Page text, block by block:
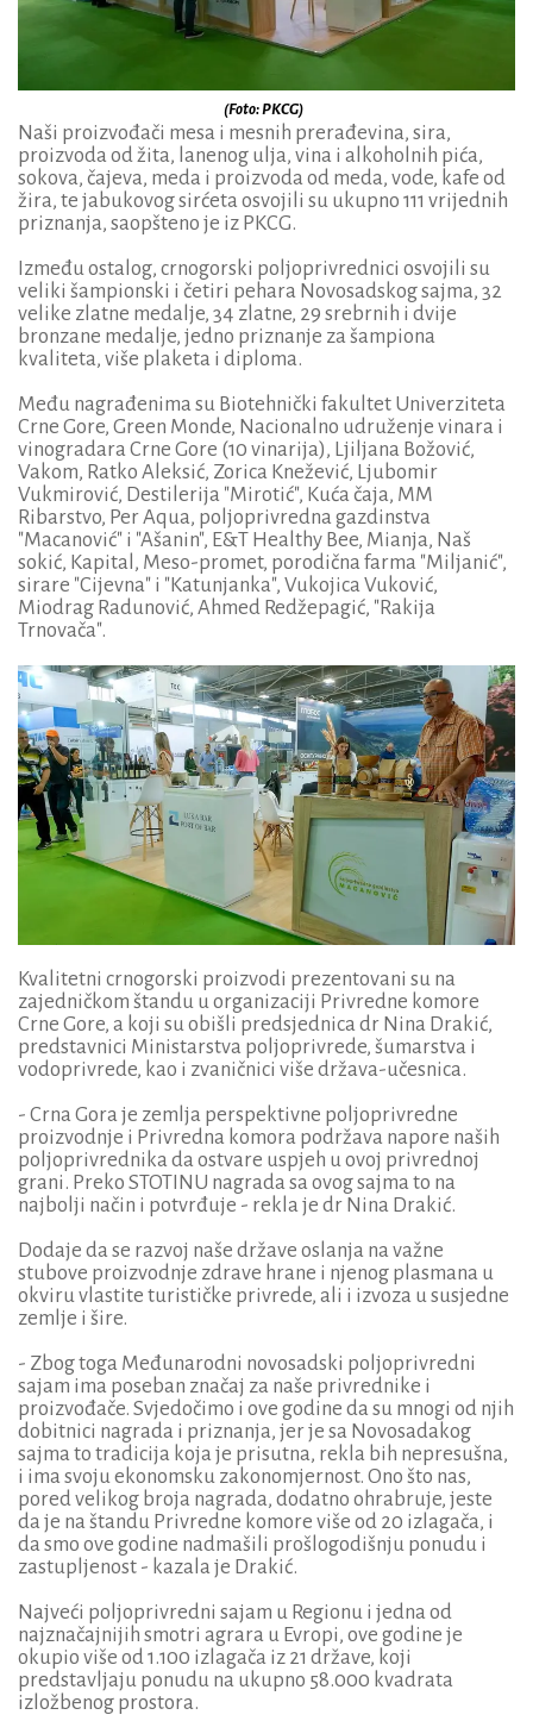
(Foto: PKCG)
Naši proizvođači mesa i mesnih prerađevina, sira,
proizvoda od žita, lanenog ulja, vina i alkoholnih pića,
sokova, čajeva, meda i proizvoda od meda, vode, kafe od
žira, te jabukovog sirćeta osvojili su ukupno 111 vrijednih
priznanja, saopšteno je iz PKCG.
Između ostalog, crnogorski poljoprivrednici osvojili su
veliki šampionski i četiri pehara Novosadskog sajma, 32
velike zlatne medalje, 34 zlatne, 29 srebrnih i dvije
bronzane medalje, jedno priznanje za šampiona
kvaliteta, više plaketa i diploma.
Među nagrađenima su Biotehnički fakultet Univerziteta
Crne Gore, Green Monde, Nacionalno udruženje vinara i
vinogradara Crne Gore (10 vinarija), Ljiljana Božović,
Vakom, Ratko Aleksić, Zorica Knežević, Ljubomir
Vukmirović, Destilerija "Mirotić", Kuća čaja, MM
Ribarstvo, Per Aqua, poljoprivredna gazdinstva
"Macanović" i "Ašanin", E&T Healthy Bee, Mianja, Naš
sokić, Kapital, Meso-promet, porodična farma "Miljanić",
sirare "Cijevna" i "Katunjanka", Vukojica Vuković,
Miodrag Radunović, Ahmed Redžepagić, "Rakija
Trnovača".
Kvalitetni crnogorski proizvodi prezentovani su na
zajedničkom štandu u organizaciji Privredne komore
Crne Gore, a koji su obišli predsjednica dr Nina Drakić,
predstavnici Ministarstva poljoprivrede, šumarstva i
vodoprivrede, kao i zvaničnici više država-učesnica.
- Crna Gora je zemlja perspektivne poljoprivredne
proizvodnje i Privredna komora podržava napore naših
poljoprivrednika da ostvare uspjeh u ovoj privrednoj
grani. Preko STOTINU nagrada sa ovog sajma to na
najbolji način i potvrđuje - rekla je dr Nina Drakić.
Dodaje da se razvoj naše države oslanja na važne
stubove proizvodnje zdrave hrane i njenog plasmana u
okviru vlastite turističke privrede, ali i izvoza u susjedne
zemlje i šire.
- Zbog toga Međunarodni novosadski poljoprivredni
sajam ima poseban značaj za naše privrednike i
proizvođače. Svjedočimo i ove godine da su mnogi od njih
dobitnici nagrada i priznanja, jer je sa Novosadakog
sajma to tradicija koja je prisutna, rekla bih nepresušna,
i ima svoju ekonomsku zakonomjernost. Ono što nas,
pored velikog broja nagrada, dodatno ohrabruje, jeste
da je na štandu Privredne komore više od 20 izlagača, i
da smo ove godine nadmašili prošlogodišnju ponudu i
zastupljenost - kazala je Drakić.
Najveći poljoprivredni sajam u Regionu i jedna od
najznačajnijih smotri agrara u Evropi, ove godine je
okupio više od 1.100 izlagača iz 21 države, koji
predstavljaju ponudu na ukupno 58.000 kvadrata
izložbenog prostora.